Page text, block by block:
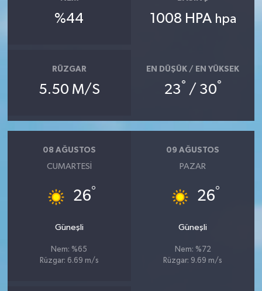
%44 1008 HPA hpa
RÜZGAR
5.50 M/S
EN DÜŞÜK / EN YÜKSEK
23° / 30°
08 AĞUSTOS
CUMARTESI
26°
Güneşli
Nem: %65
Rüzgar: 6.69 m/s
09 AĞUSTOS
PAZAR
26°
Güneşli
Nem: %72
Rüzgar: 9.69 m/s